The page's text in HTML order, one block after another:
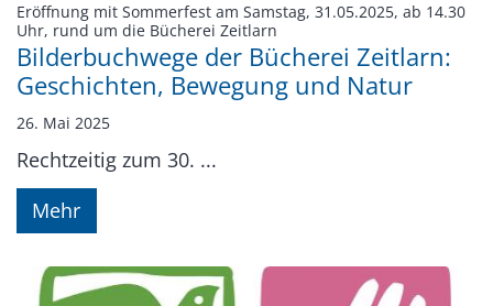
Eröffnung mit Sommerfest am Samstag, 31.05.2025, ab 14.30
Uhr, rund um die Bücherei Zeitlarn
Bilderbuchwege der Bücherei Zeitlarn:
Geschichten, Bewegung und Natur
26. Mai 2025
Rechtzeitig zum 30. ...
Mehr